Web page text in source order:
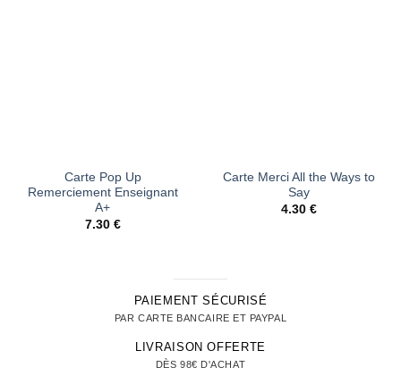
Carte Pop Up
Remerciement Enseignant
A+
7.30 €
Carte Merci All the Ways to
Say
4.30 €
PAIEMENT SÉCURISÉ
PAR CARTE BANCAIRE ET PAYPAL
LIVRAISON OFFERTE
DÈS 98€ D'ACHAT